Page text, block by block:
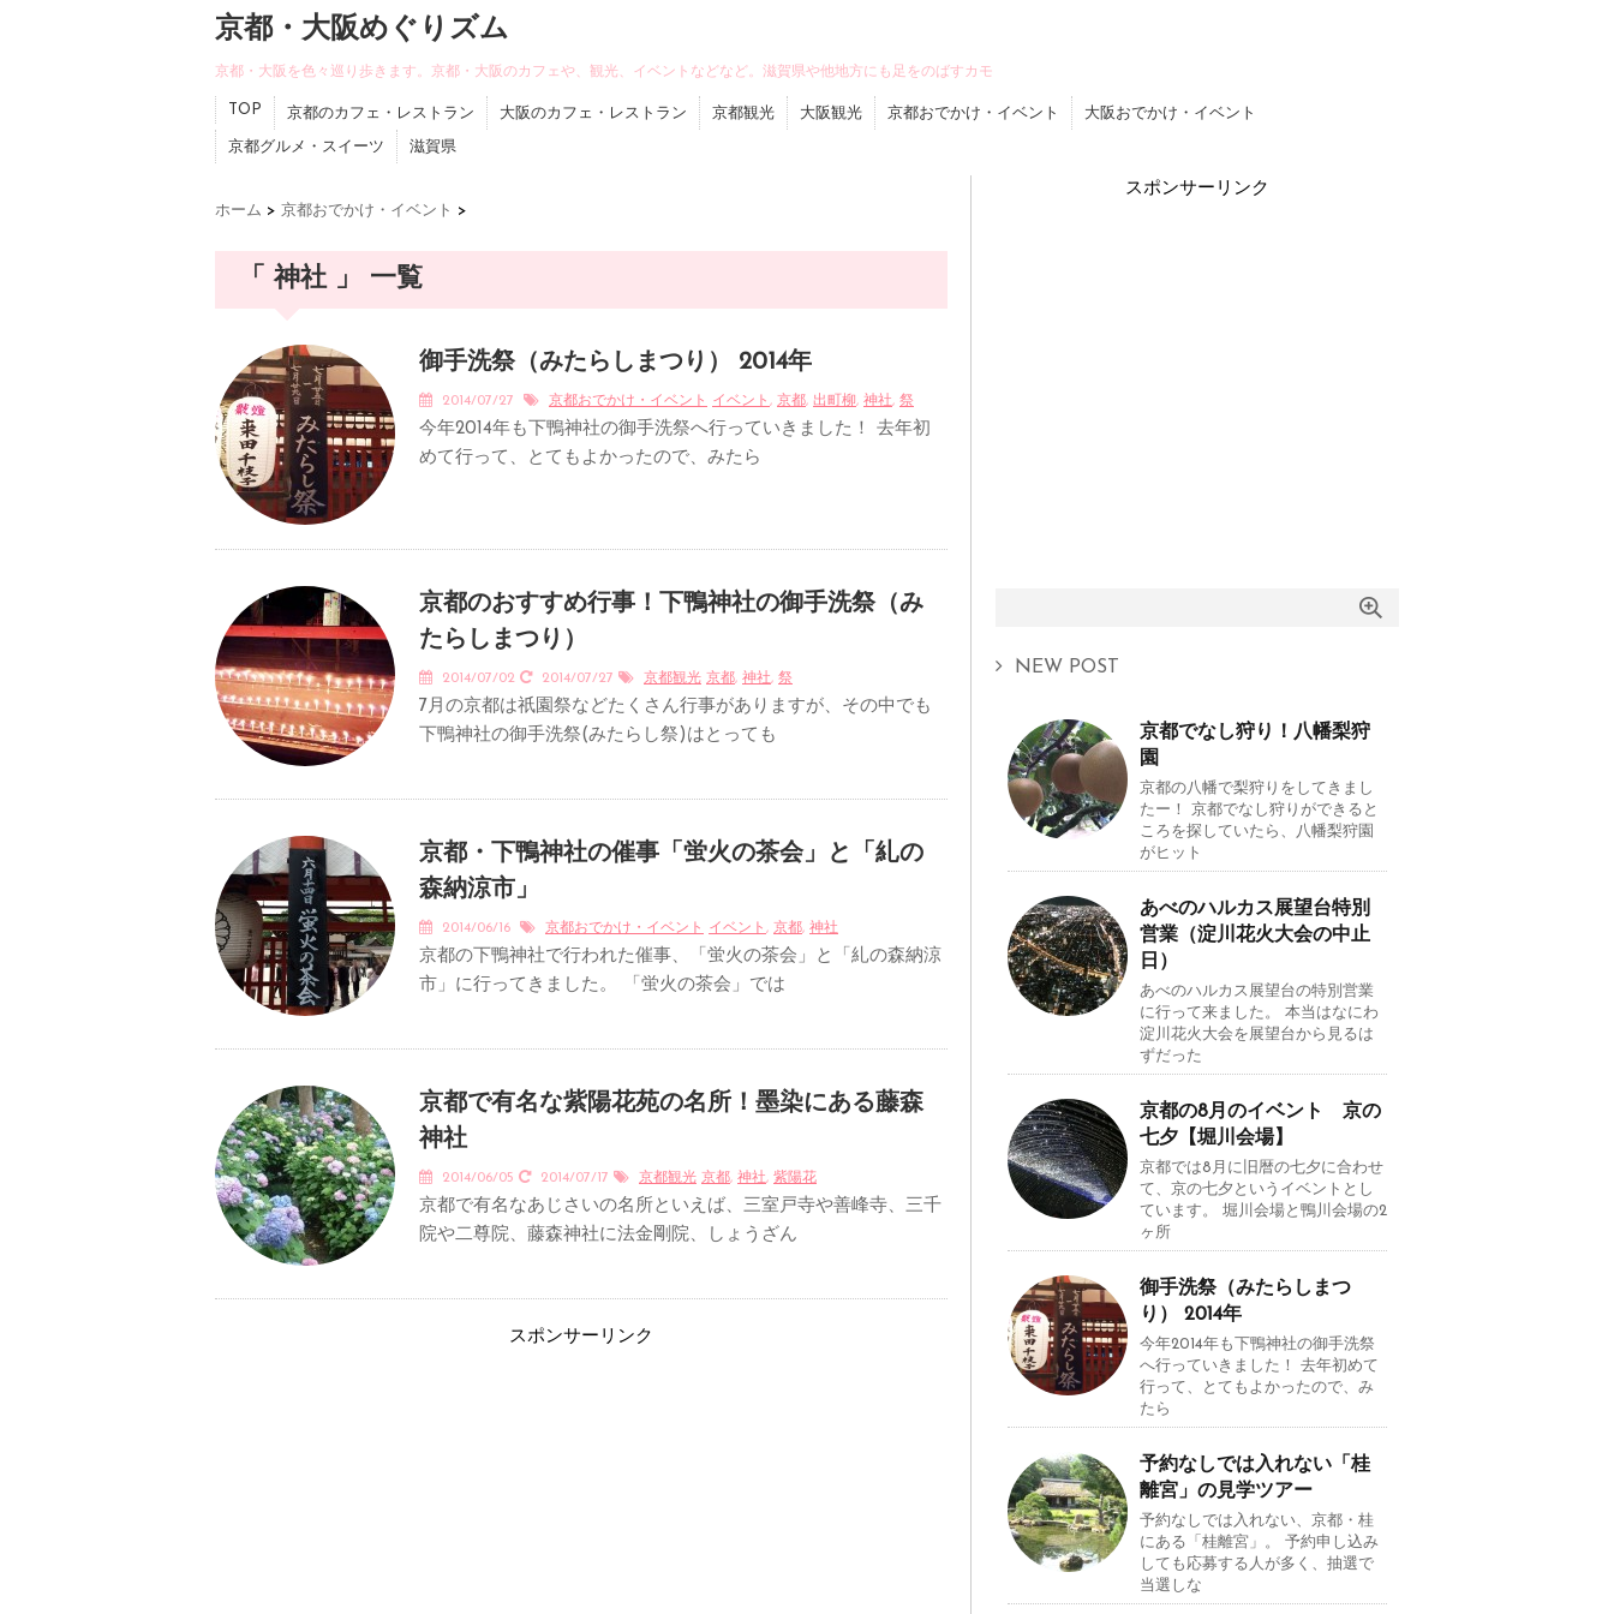
京都・大阪めぐりズム
京都・大阪を色々巡り歩きます。京都・大阪のカフェや、観光、イベントなどなど。滋賀県や他地方にも足をのばすカモ
TOP 京都のカフェ・レストラン 大阪のカフェ・レストラン 京都観光 大阪観光 京都おでかけ・イベント 大阪おでかけ・イベント
京都グルメ・スイーツ 滋賀県
ホーム > 京都おでかけ・イベント >
「 神社 」 一覧
御手洗祭（みたらしまつり） 2014年
2014/07/27 京都おでかけ・イベント イベント , 京都, 出町柳, 神社, 祭
今年2014年も下鴨神社の御手洗祭へ行っていきました！ 去年初
めて行って、とてもよかったので、みたら
京都のおすすめ行事！下鴨神社の御手洗祭（み
たらしまつり）
2014/07/02 2014/07/27 京都観光 京都, 神社, 祭
7月の京都は祇園祭などたくさん行事がありますが、その中でも
下鴨神社の御手洗祭(みたらし祭)はとっても
京都・下鴨神社の催事「蛍火の茶会」と「糺の
森納涼市」
2014/06/16 京都おでかけ・イベント イベント , 京都, 神社
京都の下鴨神社で行われた催事、「蛍火の茶会」と「糺の森納涼
市」に行ってきました。 「蛍火の茶会」では
京都で有名な紫陽花苑の名所！墨染にある藤森
神社
2014/06/05 2014/07/17 京都観光 京都, 神社, 紫陽花
京都で有名なあじさいの名所といえば、三室戸寺や善峰寺、三千
院や二尊院、藤森神社に法金剛院、しょうざん
スポンサーリンク
スポンサーリンク
NEW POST
京都でなし狩り！八幡梨狩
園
京都の八幡で梨狩りをしてきまし
たー！ 京都でなし狩りができると
ころを探していたら、八幡梨狩園
がヒット
あべのハルカス展望台特別
営業（淀川花火大会の中止
日）
あべのハルカス展望台の特別営業
に行って来ました。 本当はなにわ
淀川花火大会を展望台から見るは
ずだった
京都の8月のイベント 京の
七夕【堀川会場】
京都では8月に旧暦の七夕に合わせ
て、京の七夕というイベントとし
ています。 堀川会場と鴨川会場の2
ヶ所
御手洗祭（みたらしまつ
り） 2014年
今年2014年も下鴨神社の御手洗祭
へ行っていきました！ 去年初めて
行って、とてもよかったので、み
たら
予約なしでは入れない「桂
離宮」の見学ツアー
予約なしでは入れない、京都・桂
にある「桂離宮」。 予約申し込み
しても応募する人が多く、抽選で
当選しな